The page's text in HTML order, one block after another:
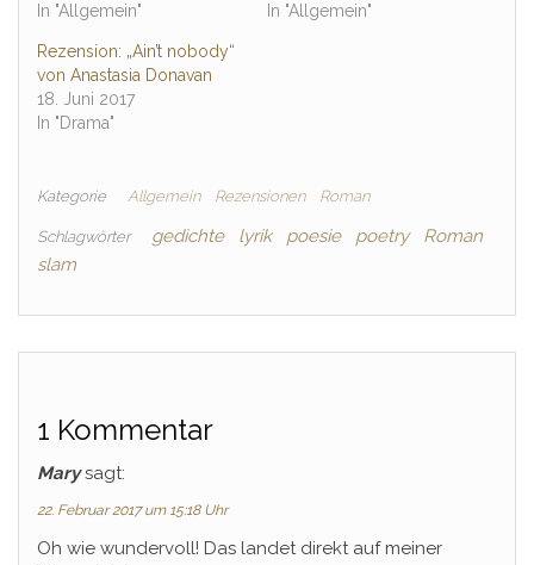
In "Allgemein"
In "Allgemein"
Rezension: „Ain’t nobody“
von Anastasia Donavan
18. Juni 2017
In "Drama"
Kategorie Allgemein Rezensionen Roman
Schlagwörter gedichte lyrik poesie poetry
Roman
slam
1 Kommentar
Mary sagt:
22. Februar 2017 um 15:18 Uhr
Oh wie wundervoll! Das landet direkt auf meiner